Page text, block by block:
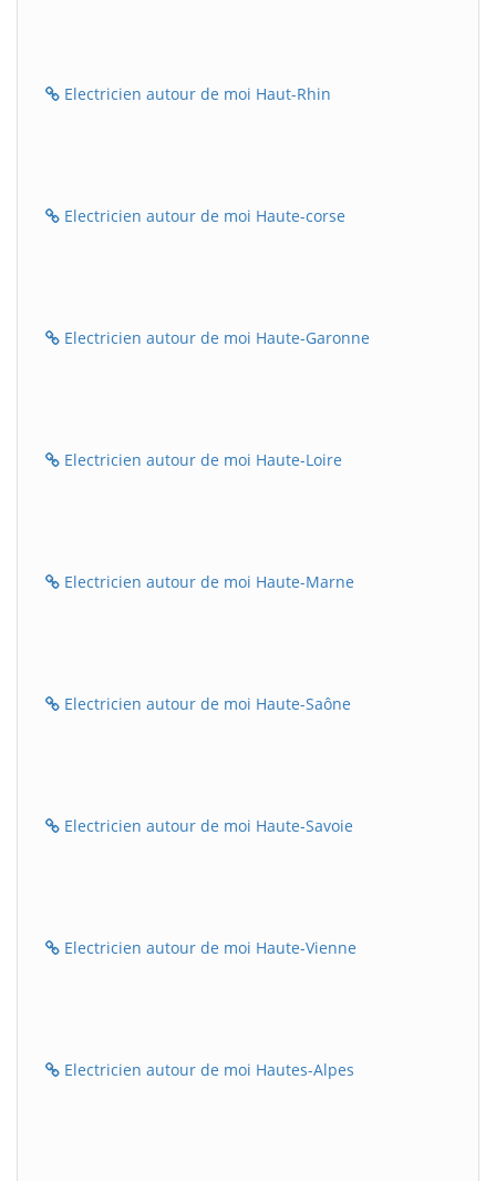
Electricien autour de moi Haut-Rhin
Electricien autour de moi Haute-corse
Electricien autour de moi Haute-Garonne
Electricien autour de moi Haute-Loire
Electricien autour de moi Haute-Marne
Electricien autour de moi Haute-Saône
Electricien autour de moi Haute-Savoie
Electricien autour de moi Haute-Vienne
Electricien autour de moi Hautes-Alpes